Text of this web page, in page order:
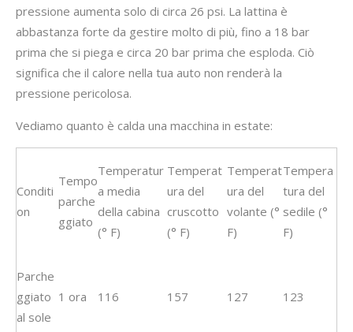
pressione aumenta solo di circa 26 psi. La lattina è
abbastanza forte da gestire molto di più, fino a 18 bar
prima che si piega e circa 20 bar prima che esploda. Ciò
significa che il calore nella tua auto non renderà la
pressione pericolosa.
Vediamo quanto è calda una macchina in estate:
Conditi
on
Tempo
parche
ggiato
Temperatur
a media
della cabina
(° F)
Temperat
ura del
cruscotto
(° F)
Temperat
ura del
volante (°
F)
Tempera
tura del
sedile (°
F)
Parche
ggiato
al sole
1 ora 116 157 127 123